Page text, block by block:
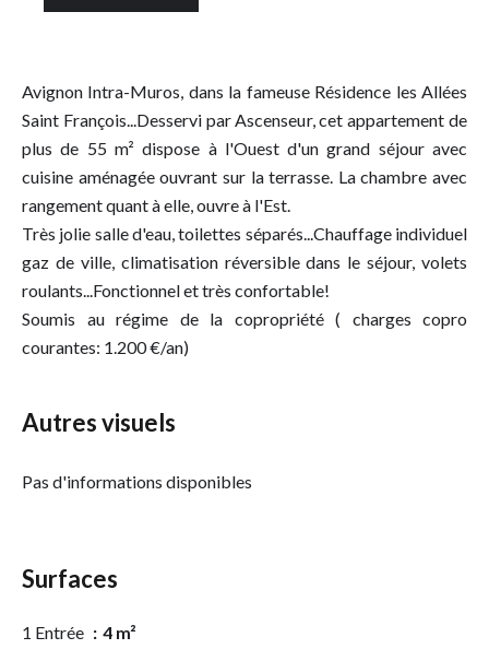
Avignon Intra-Muros, dans la fameuse Résidence les Allées
Saint François...Desservi par Ascenseur, cet appartement de
plus de 55 m² dispose à l'Ouest d'un grand séjour avec
cuisine aménagée ouvrant sur la terrasse. La chambre avec
rangement quant à elle, ouvre à l'Est.
Très jolie salle d'eau, toilettes séparés...Chauffage individuel
gaz de ville, climatisation réversible dans le séjour, volets
roulants...Fonctionnel et très confortable!
Soumis au régime de la copropriété ( charges copro
courantes: 1.200 €/an)
Autres visuels
Pas d'informations disponibles
Surfaces
1 Entrée
4 m²